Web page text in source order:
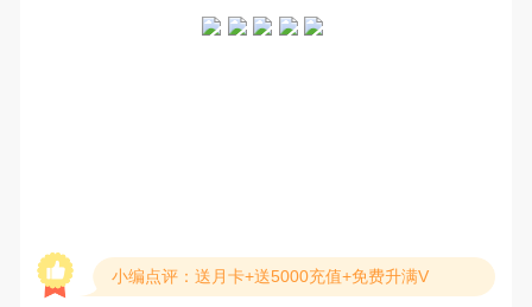
小编点评：送月卡+送5000充值+免费升满V